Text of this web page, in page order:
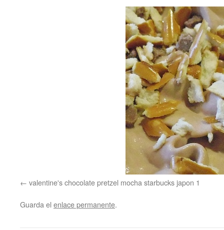
valentine's chocolate pretzel mocha starbucks japon 1
Guarda el enlace permanente.